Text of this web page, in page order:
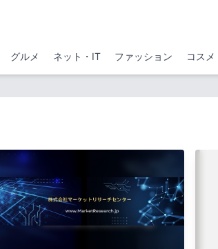
グルメ ネット・IT ファッション コスメ